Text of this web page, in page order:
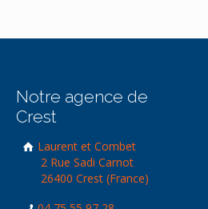
Notre agence de
Crest
Laurent et Combet
2 Rue Sadi Carnot
26400 Crest (France)